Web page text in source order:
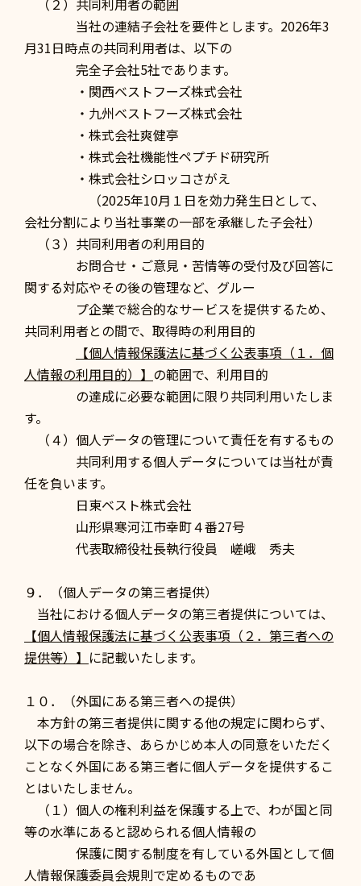
（２）共同利用者の範囲
当社の連結子会社を要件とします。2026年3
月31日時点の共同利用者は、以下の
完全子会社5社であります。
・関西ベストフーズ株式会社
・九州ベストフーズ株式会社
・株式会社爽健亭
・株式会社機能性ペプチド研究所
・株式会社シロッコさがえ
（2025年10月１日を効力発生日として、
会社分割により当社事業の一部を承継した子会社）
（３）共同利用者の利用目的
お問合せ・ご意見・苦情等の受付及び回答に
関する対応やその後の管理など、グルー
プ企業で総合的なサービスを提供するため、
共同利用者との間で、取得時の利用目的
【個人情報保護法に基づく公表事項（１．個
人情報の利用目的）】 の範囲で、利用目的
の達成に必要な範囲に限り共同利用いたしま
す。
（４）個人データの管理について責任を有するもの
共同利用する個人データについては当社が責
任を負います。
日東ベスト株式会社
山形県寒河江市幸町４番27号
代表取締役社長執行役員 嵯峨 秀夫
９．（個人データの第三者提供）
当社における個人データの第三者提供については、
【個人情報保護法に基づく公表事項（２．第三者への
提供等）】 に記載いたします。
１０．（外国にある第三者への提供）
本方針の第三者提供に関する他の規定に関わらず、
以下の場合を除き、あらかじめ本人の同意をいただく
ことなく外国にある第三者に個人データを提供するこ
とはいたしません。
（１）個人の権利利益を保護する上で、わが国と同
等の水準にあると認められる個人情報の
保護に関する制度を有している外国として個
人情報保護委員会規則で定めるものであ